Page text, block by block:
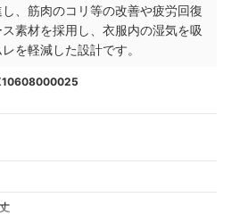
、筋肉のコリ等の改善や疲労回復
素材を採用し、衣服内の湿気を吸
を軽減した設計です。